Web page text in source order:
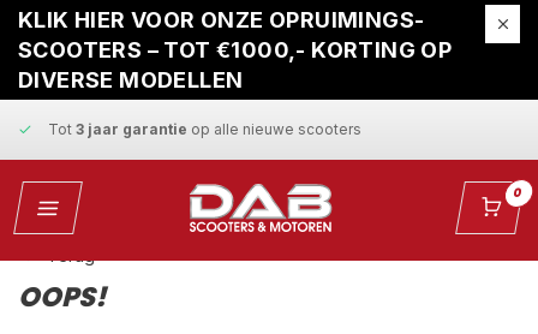
KLIK HIER VOOR ONZE OPRUIMINGS-
SCOOTERS – TOT €1000,- KORTING OP
DIVERSE MODELLEN
Gratis ophaalservicebij reparatie
Snelle leveringen vaste scherpe prijzen
Tot 3 jaar garantie op alle nieuwe scooters
Gratis ophaalservicebij reparatie 0
OOPS!